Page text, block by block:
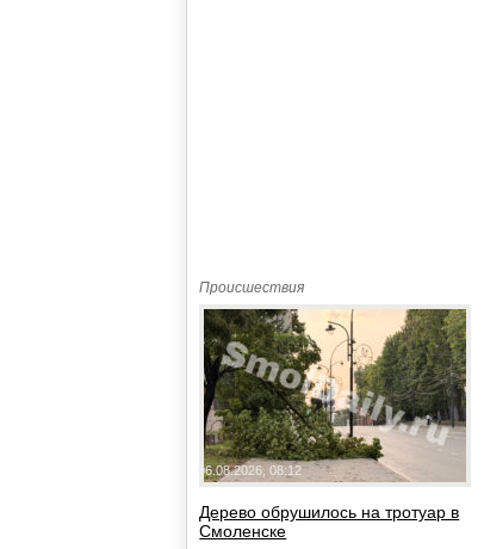
Происшествия
06.08.2026, 08:12
Дерево обрушилось на тротуар в
Смоленске